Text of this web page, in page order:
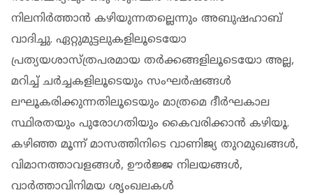
നിലനിർത്താൻ കഴിയുന്നതല്ലെന്നും അബുഷഹാബ്
വാദിച്ചു. ഏറ്റുമുട്ടലുകളിലൂടെയോ
പ്രത്യയശാസ്ത്രപരമായ തർക്കങ്ങളിലൂടെയോ അല്ല,
മറിച്ച് ചർച്ചകളിലൂടെയും സംഘർഷങ്ങൾ
ലഘൂകരിക്കുന്നതിലൂടെയും മാത്രമെ ദീർഘകാല
സ്ഥിരതയും പുരോഗതിയും കൈവരിക്കാൻ കഴിയൂ.
കഴിഞ്ഞ മൂന്ന് മാസത്തിനിടെ വാണിജ്യ തുറമുഖങ്ങൾ,
വിമാനത്താവളങ്ങൾ, ഊർജ്ജ നിലയങ്ങൾ,
വാർത്താവിനിമയ ശൃംഖലകൾ